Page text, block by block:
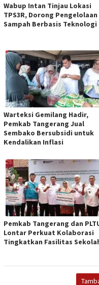
Wabup Intan Tinjau Lokasi
TPS3R, Dorong Pengelolaan
Sampah Berbasis Teknologi
Warteksi Gemilang Hadir,
Pemkab Tangerang Jual
Sembako Bersubsidi untuk
Kendalikan Inflasi
Pemkab Tangerang dan
Lontar Perkuat Kolaborasi
Tingkatkan Fasilitas